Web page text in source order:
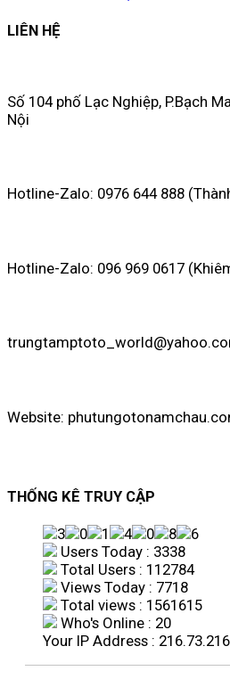
LIÊN HỆ
Số 104 phố Lạc Nghiệp, P.Bạch
Nội
Hotline-Zalo: 0976 644 888
Hotline-Zalo: 096 969 0617
Website:
THỐNG KÊ TRUY CẬP
Users Today : 3338
Total Users : 112784
Views Today : 7718
Total views : 1561615
Who's Online : 20
Your IP Address :